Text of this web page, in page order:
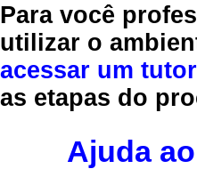
Para você
utilizar o
acessar um
as etapas do
Ajuda